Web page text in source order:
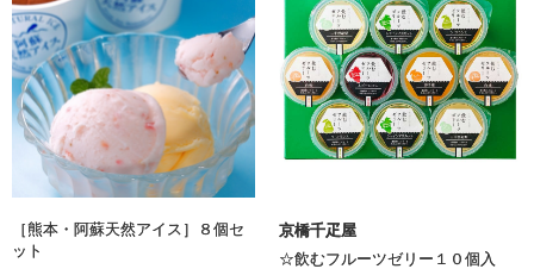
［熊本・阿蘇天然アイス］８個セ
ット
京橋千疋屋
☆飲むフルーツゼリー１０個入